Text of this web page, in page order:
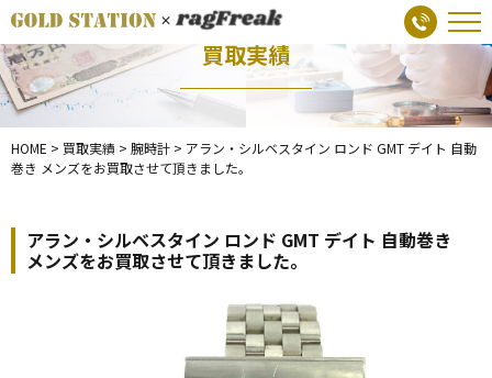
買取実績
HOME > 買取実績 > 腕時計 > アラン・シルベスタイン ロンド GMT デイト 自動
巻き メンズをお買取させて頂きました。
アラン・シルベスタイン ロンド GMT デイト 自動巻き
メンズをお買取させて頂きました。